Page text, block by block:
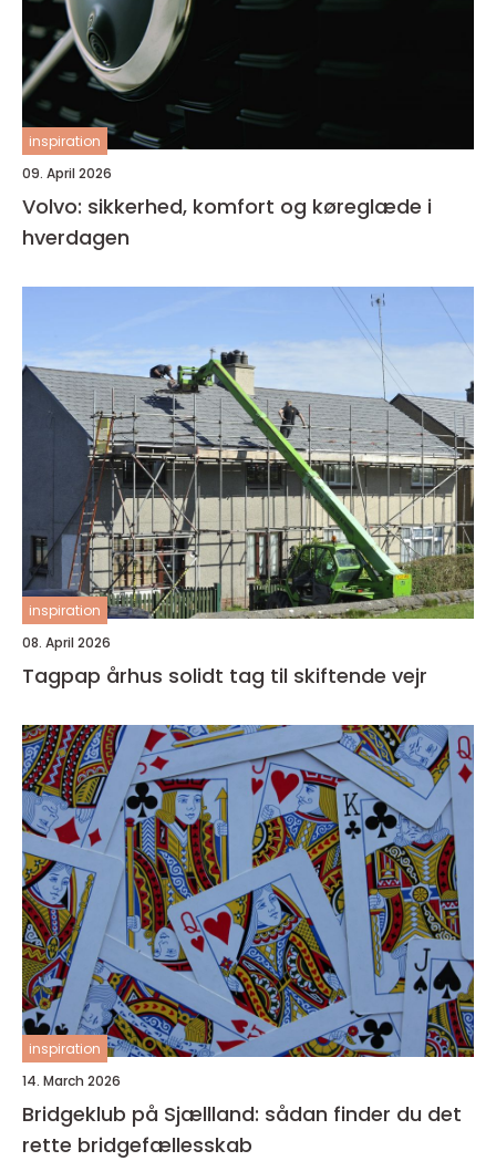
inspiration
09. April 2026
Volvo: sikkerhed, komfort og køreglæde i
hverdagen
inspiration
08. April 2026
Tagpap århus solidt tag til skiftende vejr
inspiration
14. March 2026
Bridgeklub på Sjællland: sådan finder du det
rette bridgefællesskab